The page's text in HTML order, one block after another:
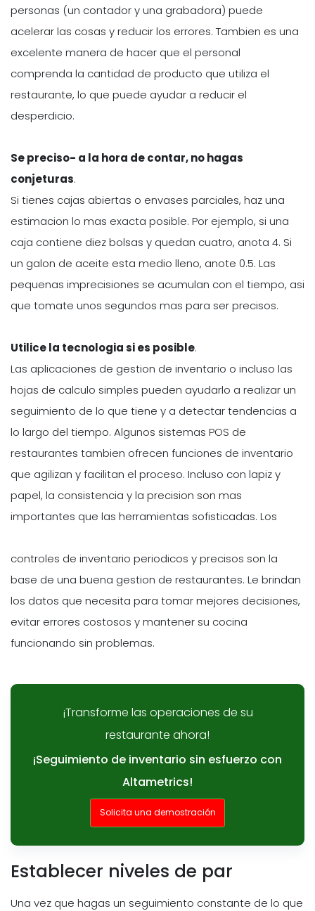
personas (un contador y una grabadora) puede
acelerar las cosas y reducir los errores. Tambien es una
excelente manera de hacer que el personal
comprenda la cantidad de producto que utiliza el
restaurante, lo que puede ayudar a reducir el
desperdicio.
Se preciso- a la hora de contar, no hagas
conjeturas.
Si tienes cajas abiertas o envases parciales, haz una
estimacion lo mas exacta posible. Por ejemplo, si una
caja contiene diez bolsas y quedan cuatro, anota 4. Si
un galon de aceite esta medio lleno, anote 0.5. Las
pequenas imprecisiones se acumulan con el tiempo, asi
que tomate unos segundos mas para ser precisos.
Utilice la tecnologia si es posible.
Las aplicaciones de gestion de inventario o incluso las
hojas de calculo simples pueden ayudarlo a realizar un
seguimiento de lo que tiene y a detectar tendencias a
lo largo del tiempo. Algunos sistemas POS de
restaurantes tambien ofrecen funciones de inventario
que agilizan y facilitan el proceso. Incluso con lapiz y
papel, la consistencia y la precision son mas
importantes que las herramientas sofisticadas. Los
controles de inventario periodicos y precisos son la
base de una buena gestion de restaurantes. Le brindan
los datos que necesita para tomar mejores decisiones,
evitar errores costosos y mantener su cocina
funcionando sin problemas.
¡Transforme las operaciones de su
restaurante ahora!
¡Seguimiento de inventario sin esfuerzo con
Altametrics!
Solicita una demostración
Establecer niveles de par
Una vez que hagas un seguimiento constante de lo que